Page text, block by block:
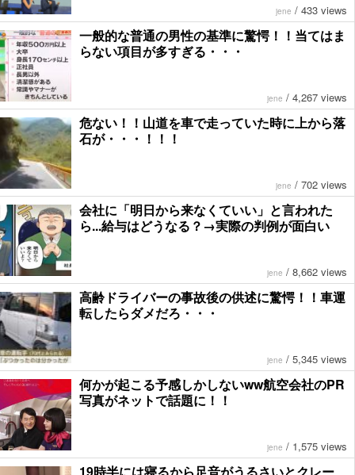
jene / 433 views
一般的な普通の男性の基準に驚愕！！当てはま
らない項目が多すぎる・・・
jene / 4,267 views
危ない！！山道を車で走っていた時に上から落
石が・・・！！！
jene / 702 views
会社に「明日から来なくていい」と言われた
ら...給与はどうなる？→実際の判例が面白い
jene / 8,662 views
高齢ドライバーの事故後の供述に驚愕！！車運
転したらダメだろ・・・
jene / 5,345 views
何かが起こる予感しかしないww航空会社のPR
写真がネットで話題に！！
jene / 1,575 views